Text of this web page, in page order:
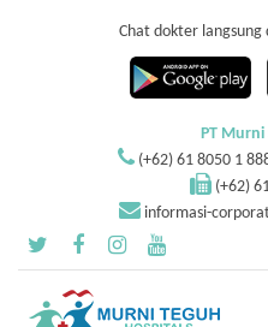
Chat dokter langsung
PT Murni
(+62) 61 8050 1
(+62)
informasi-